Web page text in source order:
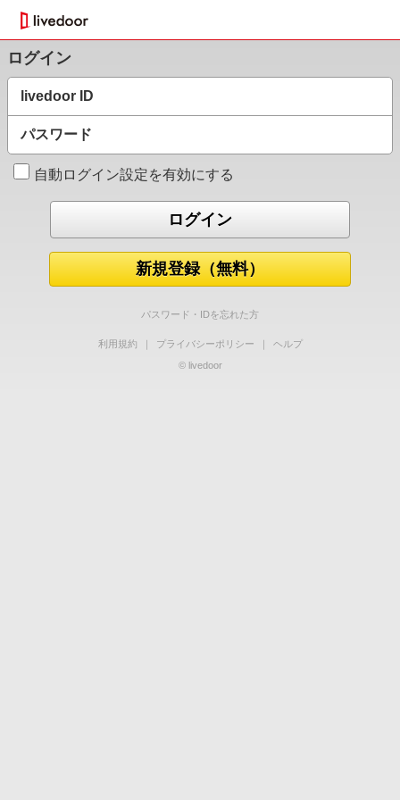
ログイン
livedoor ID
パスワード
自動ログイン設定を有効にする
新規登録（無料）
パスワード・IDを忘れた方
利用規約 ｜ プライバシーポリシー ｜
ヘルプ
© livedoor